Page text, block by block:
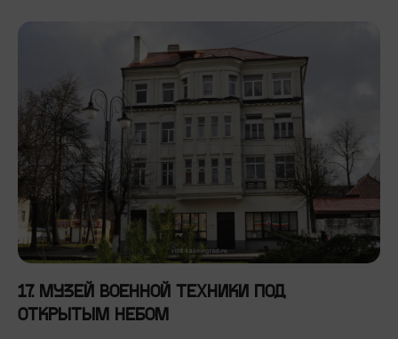
17. МУЗЕЙ ВОЕННОЙ ТЕХНИКИ ПОД
ОТКРЫТЫМ НЕБОМ